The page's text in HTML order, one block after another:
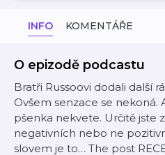
INFO KOMENTÁŘE
O epizodě podcastu
Bratři Russoovi dodali další
Ovšem senzace se nekoná.
pšenka nekvete. Určitě jste
negativních nebo ne
slovem je to… The post